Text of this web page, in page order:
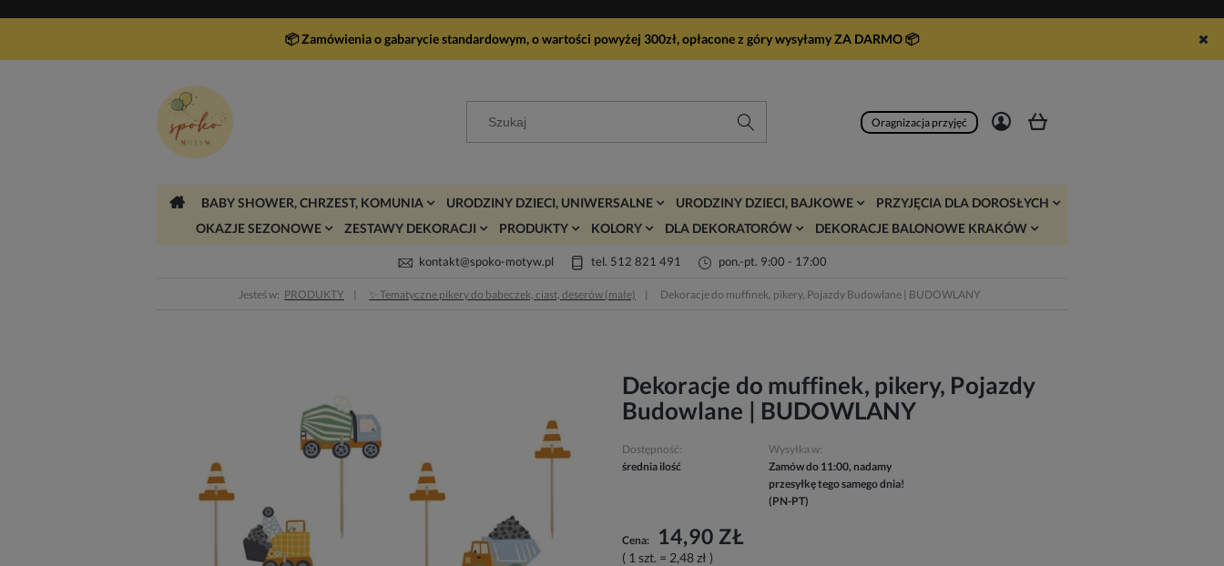
📦 Zamówienia o gabarycie standardowym, o wartości powyżej 300zł, opłacone z góry wysyłamy ZA DARMO📦
Oragnizacja przyjęć
BABY SHOWER, CHRZEST, KOMUNIA URODZINY DZIECI, UNIWERSALNE URODZINY DZIECI, BAJKOWE
PRZYJĘCIA DLA DOROSŁYCH
OKAZJE SEZONOWE
ZESTAWY DEKORACJI PRODUKTY KOLORY DLA DEKORATORÓW DEKORACJE BALONOWE KRAKÓW
kontakt@spoko-motyw.pl tel. 512 821 491 pon.-pt. 9:00 - 17:00
Jesteś w: PRODUKTY ✨ Tematyczne pikery do babeczek, ciast, deserów (małe) Dekoracje do muffinek, pikery, Pojazdy Budowlane | BUDOWLANY
Dekoracje do muffinek, pikery, Pojazdy
Budowlane | BUDOWLANY
Dostępność:
średnia ilość
Wysyłka w:
Zamów do 11:00, nadamy
przesyłkę tego samego dnia!
(PN-PT)
Cena: 14,90 ZŁ
( 1 szt. = 2,48 zł )